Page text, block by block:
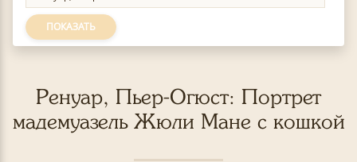
ПОКАЗАТЬ
Ренуар, Пьер-Огюст: Портрет
мадемуазель Жюли Мане с кошкой